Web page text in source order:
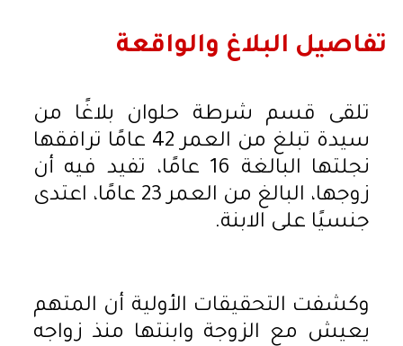
تفاصيل البلاغ والواقعة
تلقى قسم شرطة حلوان بلاغًا من
سيدة تبلغ من العمر 42 عامًا ترافقها
نجلتها البالغة 16 عامًا، تفيد فيه أن
زوجها، البالغ من العمر 23 عامًا، اعتدى
جنسيًا على الابنة.
وكشفت التحقيقات الأولية أن المتهم
يعيش مع الزوجة وابنتها منذ زواجه